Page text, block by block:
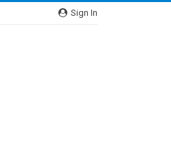
Sign In